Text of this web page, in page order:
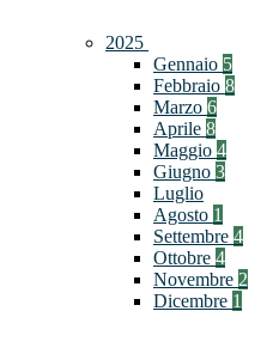
2025
Gennaio 5
Febbraio 8
Marzo 6
Aprile 8
Maggio 4
Giugno 3
Luglio
Agosto 1
Settembre 4
Ottobre 4
Novembre 2
Dicembre 1